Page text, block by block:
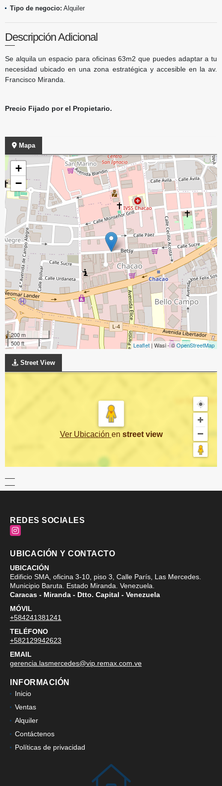
Tipo de negocio: Alquiler
Descripción Adicional
Se alquila un espacio para oficinas 63m2 que puedes adaptar a tu
necesidad ubicado en una zona estratégica y accesible en la av.
Francisco Miranda.
Precio Fijado por el Propietario.
Mapa
+
−
200 m
500 ft
Leaflet | Wasi - ©OpenStreetMap
Street View
Ver Ubicación en street view
REDES SOCIALES
Instagram
UBICACIÓN Y CONTACTO
UBICACIÓN
Edificio SMA, oficina 3-10, piso 3, Calle París, Las Mercedes.
Municipio Baruta. Estado Miranda. Venezuela.
Caracas - Miranda - Dtto. Capital - Venezuela
MÓVIL
+584241381241
TELÉFONO
+582129942623
EMAIL
gerencia.lasmercedes@vip.remax.com.ve
INFORMACIÓN
Inicio
Ventas
Alquiler
Contáctenos
Políticas de privacidad